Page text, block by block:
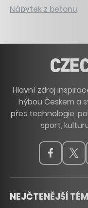
Nábytek z betonu
Hlavní zdroj
hýbou Českem a
přes technologie,
sport,
NEJČTENĚJŠÍ